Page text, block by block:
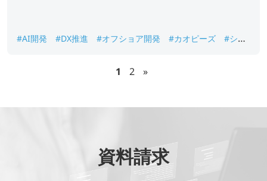
#AI開発 #DX推進 #オフショア開発 #カオピーズ
#シス
1 2 »
資料請求